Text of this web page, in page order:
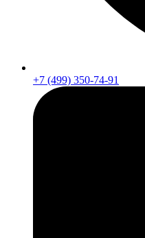
+7 (499) 350-74-91